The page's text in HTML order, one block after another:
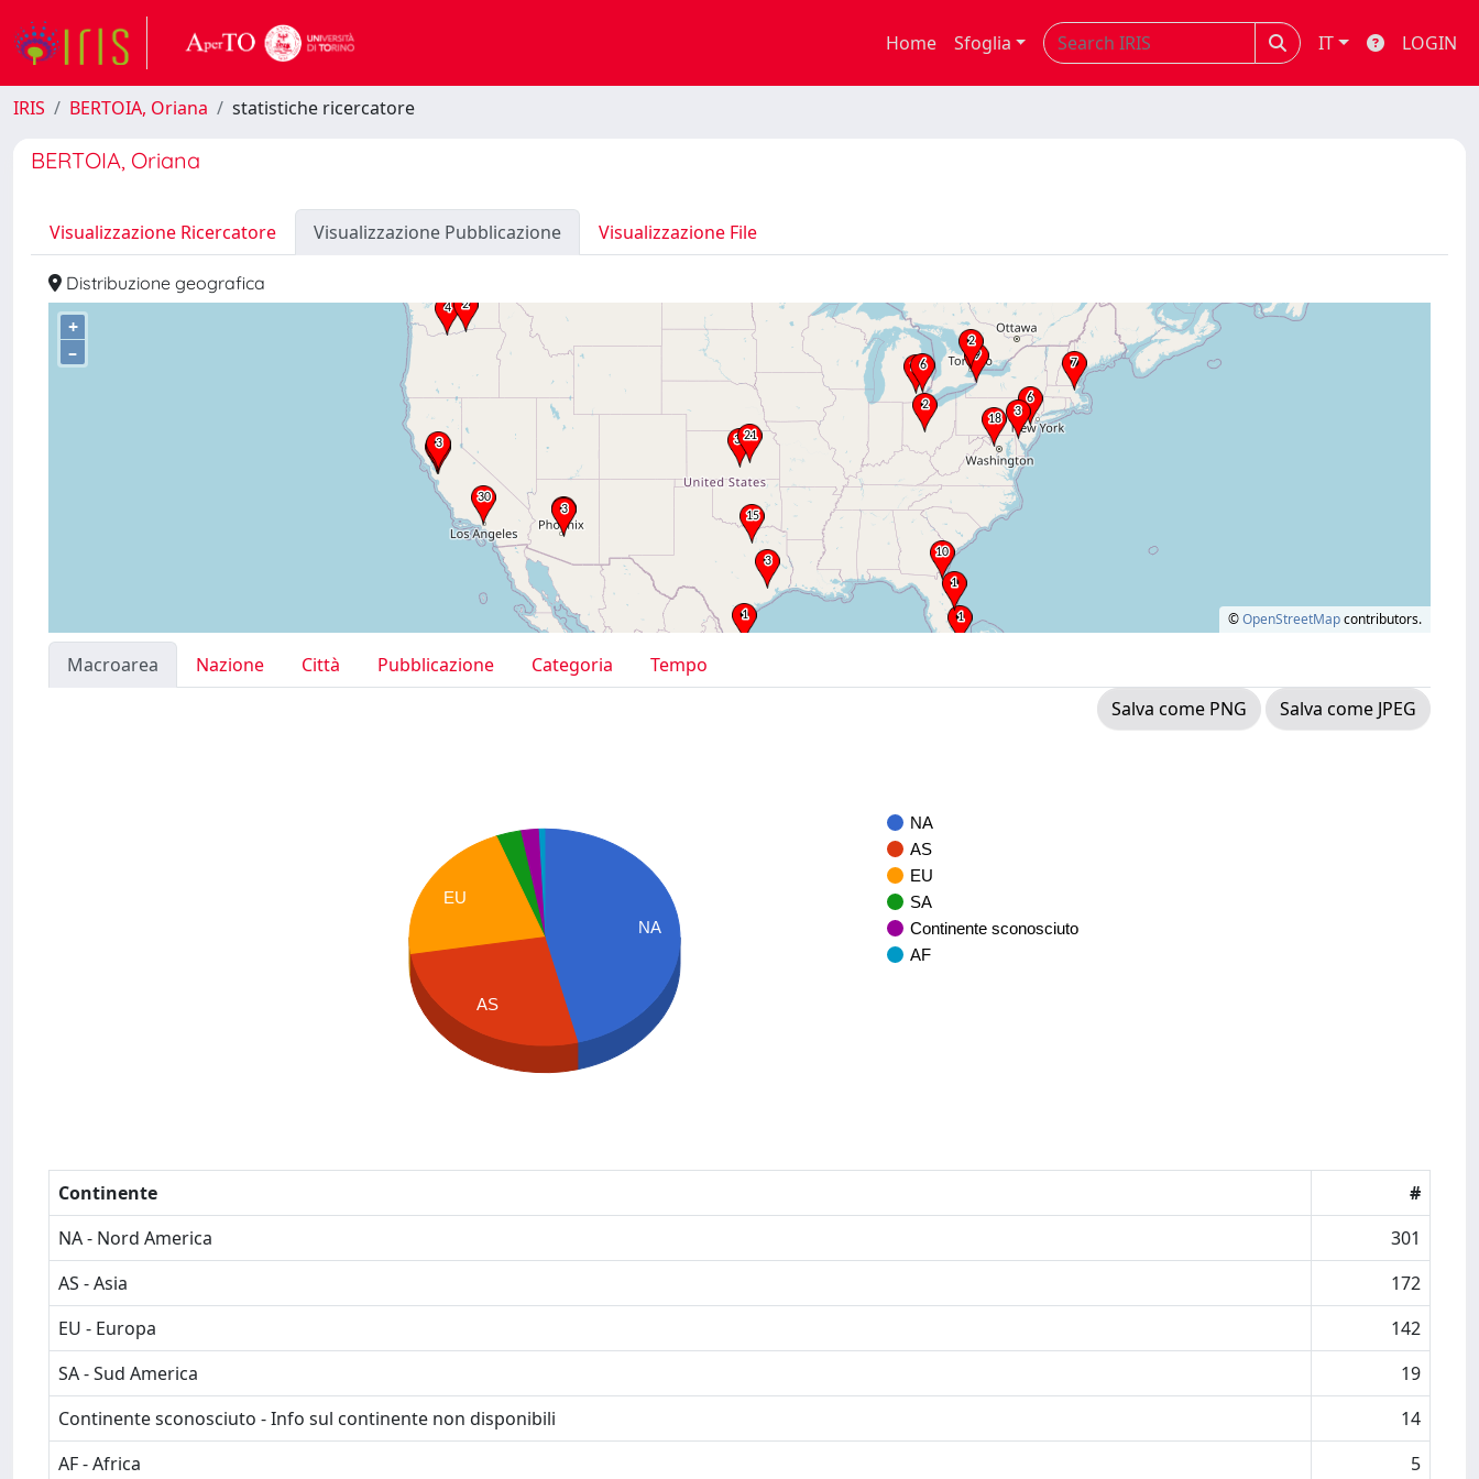
Home Sfoglia IT LOGIN
IRIS BERTOIA, Oriana statistiche ricercatore
BERTOIA, Oriana
Visualizzazione Ricercatore Visualizzazione Pubblicazione Visualizzazione File
Distribuzione geografica
+
–
©OpenStreetMapcontributors.
Macroarea Nazione Città Pubblicazione Categoria
Tempo
Salva come PNG
Salva come JPEG
NA
AS
EU
SA
Continente sconosciuto
AF
NA
EU
AS
Continente
#
NA - Nord America
301
AS - Asia
172
EU - Europa
142
SA - Sud America
19
Continente sconosciuto - Info sul continente non disponibili
14
AF - Africa
5